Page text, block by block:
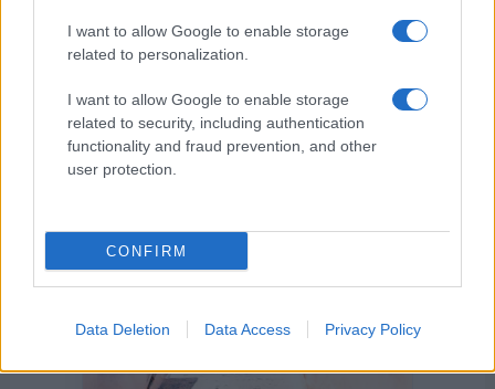
I want to allow Google to enable storage
related to personalization.
I want to allow Google to enable storage
related to security, including authentication
functionality and fraud prevention, and other
user protection.
CONFIRM
Data Deletion Data Access Privacy Policy